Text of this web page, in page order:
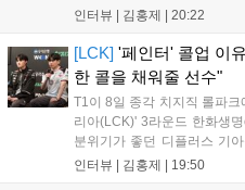
다. 먼저 승리 소감에 대해 윤
인터뷰 | 김홍제 | 20:22
[LCK] '페인터' 콜업 이
한 콜을 채워줄 선수"
T1이 8일 종각 치지직 롤파
리아(LCK)' 3라운드 한화생
분위기가 좋던 디플러스 기
을 빼고 신예 '페인터' 김은후
인터뷰 | 김홍제 | 19:50